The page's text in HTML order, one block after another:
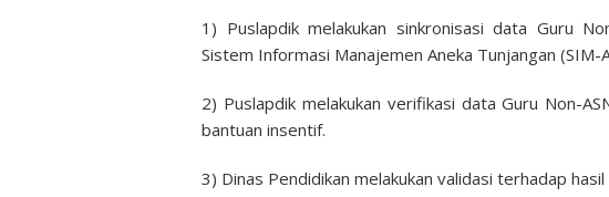
1) Puslapdik melakukan sinkronisasi data Guru
Sistem Informasi Manajemen Aneka Tunjangan
2) Puslapdik melakukan verifikasi data Guru Non-
bantuan insentif.
3) Dinas Pendidikan melakukan validasi terhadap